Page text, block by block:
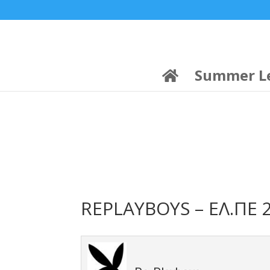
Summer League
Summer League
Summer
REPLAYBOYS – ΕΛ.ΠΕ